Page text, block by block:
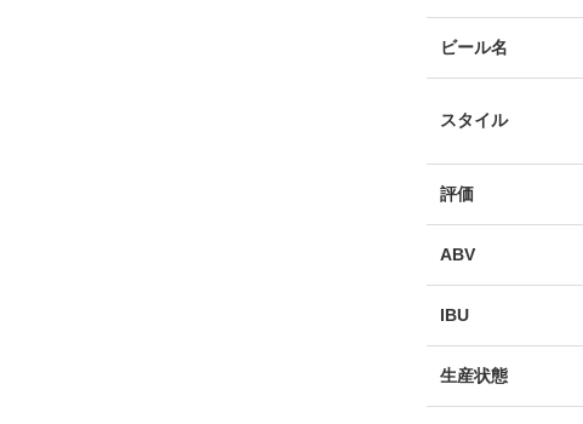
ビール名
スタイル
評価
ABV
IBU
生産状態